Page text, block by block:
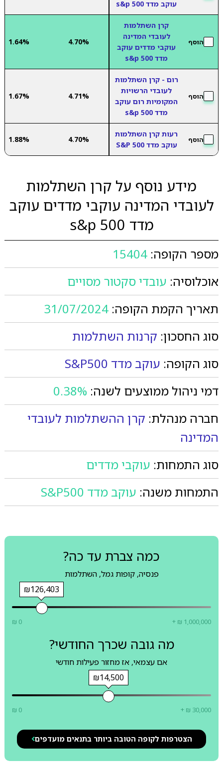
עוקב מדד s&p 500
הוסף
קרן השתלמות
לעובדי המדינה
עוקבי מדדים עוקב
מדד s&p 500
4.70%
1.64%
הוסף
רום - קרן השתלמות
לעובדי הרשויות
המקומיות רום עוקב
מדד s&p 500
4.71%
1.67%
הוסף
רעות קרן השתלמות
עוקב מדד S&P 500
4.70%
1.88%
מידע נוסף על קרן השתלמות
לעובדי המדינה עוקבי מדדים עוקב
מדד s&p 500
מספר הקופה: 15404
אוכלוסיה: עובדי סקטור מסויים
תאריך הקמת הקופה: 31/07/2024
סוג החסכון: קרנות השתלמות
סוג הקופה: עוקב מדד S&P500
דמי ניהול ממוצעים לשנה: 0.38%
חברה מנהלת: קרן ההשתלמות לעובדי
המדינה
סוג התמחות: עוקבי מדדים
התמחות משנה: עוקב מדד S&P500
כמה צברת עד כה?
פנסיה, קופות גמל, השתלמות
₪126,403
₪ 0 + ₪ 1,000,000
מה גובה שכרך החודשי?
אם עצמאי, אז מחזור פעילות חודשי
₪14,500
₪ 0 + ₪ 30,000
הצטרפות לקופה הטובה ביותר בתנאים מועדפים